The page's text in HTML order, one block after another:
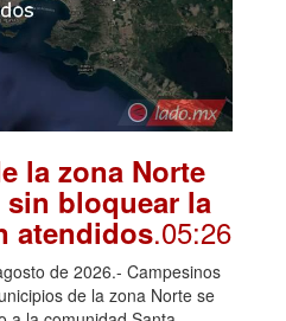
la zona Norte
bloquear la
atendidos.05:26
de 2026.- Campesinos
de la zona Norte se